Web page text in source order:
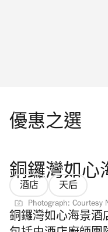
優惠之選
銅鑼灣如心
酒店 天后
Photograph: Courtesy
銅鑼灣如心海景酒